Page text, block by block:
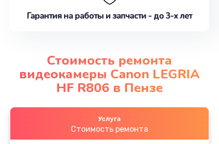
Гарантия на работы и запчасти - до 3-х лет
Стоимость ремонта
видеокамеры Canon LEGRIA
HF R806 в Пензе
Услуга
Стоимость ремонта